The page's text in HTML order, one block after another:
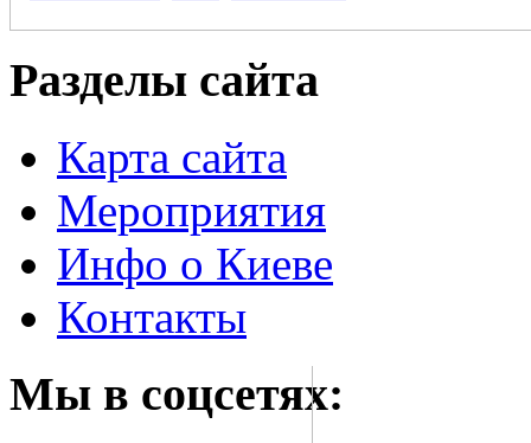
Разделы сайта
Карта сайта
Мероприятия
Инфо о Киеве
Контакты
Мы в соцсетях: